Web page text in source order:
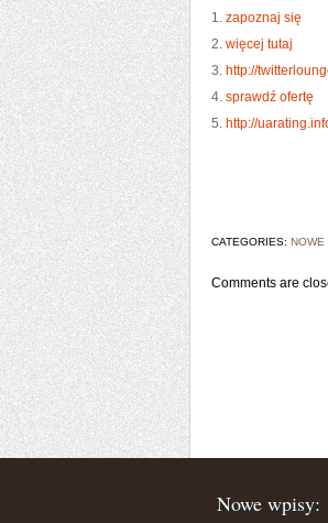
1. zapoznaj się
2. więcej tutaj
3. http://
4. sprawdź ofertę
5. http://
CATEGORIES: NOWE
Comments are
Nowe wpisy: